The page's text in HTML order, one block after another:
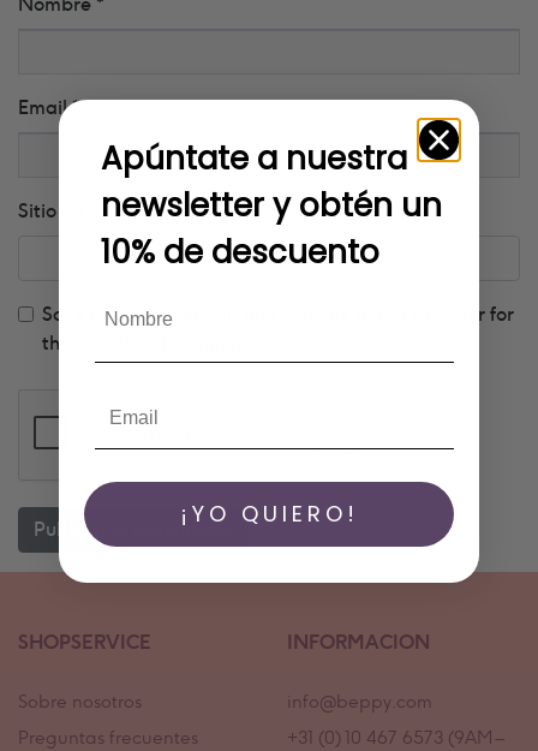
Email*
Sitio web
Save my name, email, and website in this browser for
the next time I comment
SHOPSERVICE
Sobre nosotros
Preguntas frecuentes
INFORMACION
info@beppy.com
+31 (0) 10 467 6573 (9AM –
Apúntate a nuestra
newsletter y obtén un
10% de descuento
¡YO QUIERO!